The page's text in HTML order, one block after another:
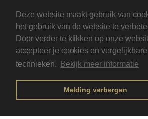
Deze website maakt gebruik van
het gebruik van de website te
Door verder te klikken op onze
accepteer je cookies en vergelijkbare
technieken.
Bekijk meer informatie
Melding verbergen
Copyright © 2026 E.M. Tijs Occasions
Privacyverklaring|Disclaimer|